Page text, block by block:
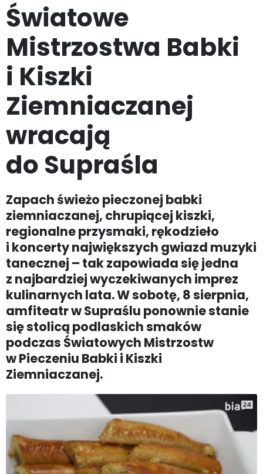
Światowe
Mistrzostwa Babki
i Kiszki
Ziemniaczanej
wracają
do Supraśla
Zapach świeżo pieczonej babki
ziemniaczanej, chrupiącej kiszki,
regionalne przysmaki, rękodzieło
i koncerty największych gwiazd muzyki
tanecznej – tak zapowiada się jedna
z najbardziej wyczekiwanych imprez
kulinarnych lata. W sobotę, 8 sierpnia,
amfiteatr w Supraślu ponownie stanie
się stolicą podlaskich smaków
podczas Światowych Mistrzostw
w Pieczeniu Babki i Kiszki
Ziemniaczanej.